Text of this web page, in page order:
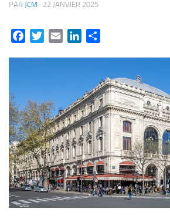
PAR JCM · 22 JANVIER 2025
FacebookTwitterEmail LinkedIn